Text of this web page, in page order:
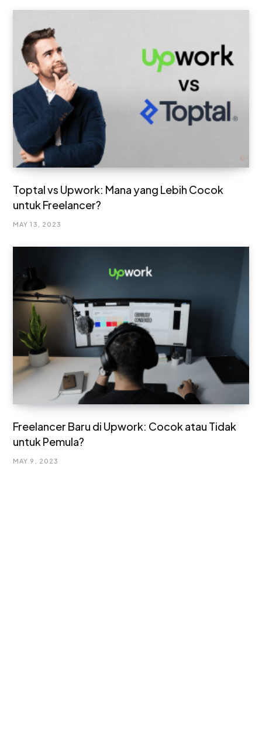
Toptal vs Upwork: Mana yang Lebih Cocok
untuk Freelancer?
MAY 13, 2023
Freelancer Baru di Upwork: Cocok atau Tidak
untuk Pemula?
MAY 9, 2023